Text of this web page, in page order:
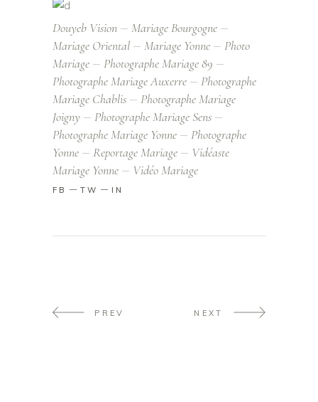
Douyeb Vision
Mariage Bourgogne
Mariage Oriental
Mariage Yonne
Photo
Mariage
Photographe Mariage 89
Photographe Mariage Auxerre
Photographe
Mariage Chablis
Photographe Mariage
Joigny
Photographe Mariage Sens
Photographe Mariage Yonne
Photographe
Yonne
Reportage Mariage
Vidéaste
Mariage Yonne
Vidéo Mariage
FB TW IN
PREV NEXT